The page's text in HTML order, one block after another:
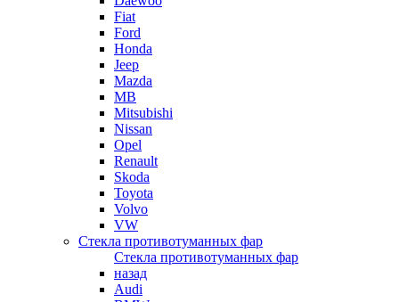
Fiat
Ford
Honda
Jeep
Mazda
MB
Mitsubishi
Nissan
Opel
Renault
Skoda
Toyota
Volvo
VW
Стекла противотуманных фар
Стекла противотуманных фар
назад
Audi